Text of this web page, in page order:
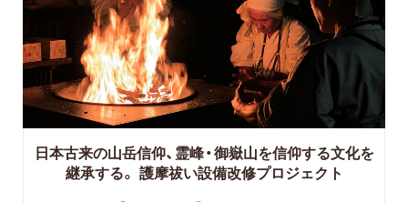
日本古来の山岳信仰、霊峰・御嶽山を信仰する文化を
継承する。 護摩祓い設備改修プロジェクト